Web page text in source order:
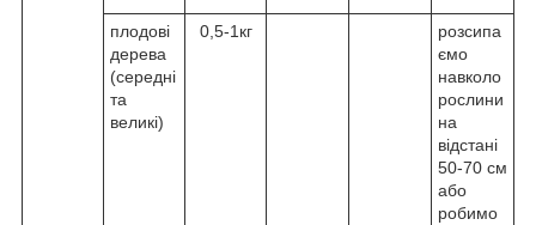
плодові
дерева
(середні
та
великі)
0,5-1кг
розсипа
ємо
навколо
рослини
на
відстані
50-70 см
або
робимо